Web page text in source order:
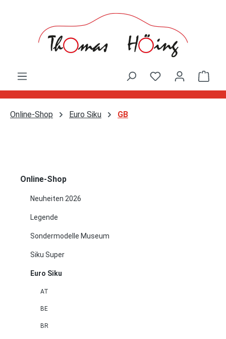
Online-Shop Euro Siku GB
Online-Shop
Neuheiten 2026
Legende
Sondermodelle Museum
Siku Super
Euro Siku
AT
BE
BR